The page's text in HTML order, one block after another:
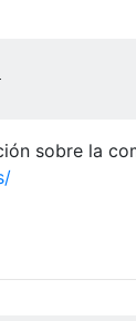
sobre la